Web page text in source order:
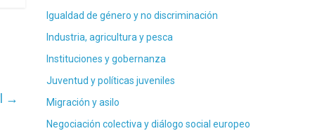
→
Igualdad de género y no discriminación
Industria, agricultura y pesca
Instituciones y gobernanza
Juventud y políticas juveniles
Migración y asilo
Negociación colectiva y diálogo social europeo